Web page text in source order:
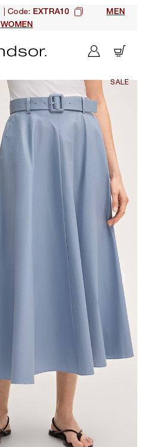
| Code: EXTRA10
MEN
WOMEN